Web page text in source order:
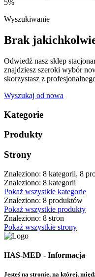
5%
Wyszukiwanie
Brak
Odwiedź nasz sklep
znajdziesz szeroki wybór
skorzystasz z
Wyszukaj od nowa
Kategorie
Produkty
Strony
Znaleziono: 8 kategorii, 8
Znaleziono: 8 kategorii
Pokaż wszystkie kategorie
Znaleziono: 8 produktów
Pokaż wszystkie produkty
Znaleziono: 8 stron
Pokaż wszystkie strony
HAS-MED - Informacja
Jesteś na stronie, na której,